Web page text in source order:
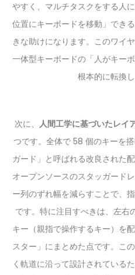
やすく、マルチタスクをする人
位置にキーボードを移動」でき
きな助けになります。このワイ
一体型キーボードの「人がキー
根本的に転換
次に、 人間工学に基づいたレイ
つです。全体で 58 個のキーを
ガード」と呼ばれる改良された
オープンソースのスタッガード
ー列のずれ幅を減らすことで、
です。特に注目すべきは、左
キー（親指で操作するキー）を
スター」にまとめた点です。こ
く軌道に沿って設計されている